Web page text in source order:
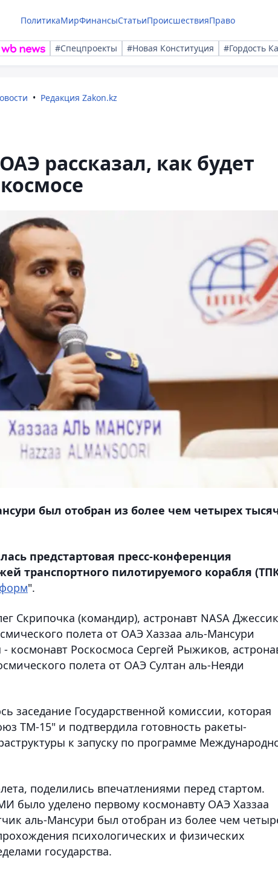
ПолитикаМирФинансыСтатьиПроисшествияПраво
#Спецпроекты #Новая Конституция #Гордость
Редакция Zakon.kz
рассказал, как будет
был отобран из более чем четырех
предстартовая пресс-конференция
транспортного пилотируемого корабля
".
Скрипочка (командир), астронавт NASA
полета от ОАЭ Хаззаа аль-Мансури
космонавт Роскосмоса Сергей Рыжиков,
полета от ОАЭ Султан аль-Неяди
заседание Государственной комиссии, которая
ТМ-15" и подтвердила готовность ракеты-
к запуску по программе
поделились впечатлениями перед стартом.
было уделено первому космонавту ОАЭ Хаззаа
аль-Мансури был отобран из более чем
психологических и физических
государства.